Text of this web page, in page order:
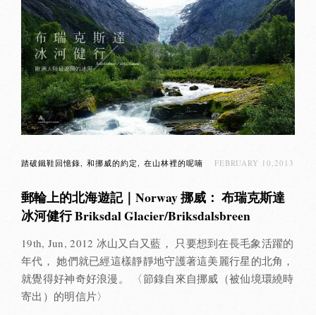
踏破鐵鞋回憶錄 和挪威的約定 在山林裡的呢喃 FEBRUARY 10,2013
郵輪上的北海遊記｜Norway 挪威： 布瑞克斯達
冰河健行 Briksdal Glacier/Briksdalsbreen
19th, Jun, 2012 冰山又白又藍， 只要想到在長毛象活躍的
年代， 她們就已經這樣靜靜地守護著這美麗行星的北角，
就覺得好神奇好浪漫。 〈節錄自來自挪威（被仙境環繞時
寄出）的明信片〉